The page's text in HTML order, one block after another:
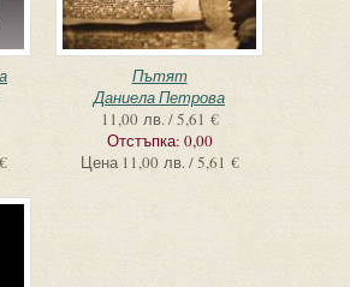
Пътят
Даниела Петрова
11,00 лв. / 5,61 €
Отстъпка: 0,00
Цена 11,00 лв. / 5,61 €